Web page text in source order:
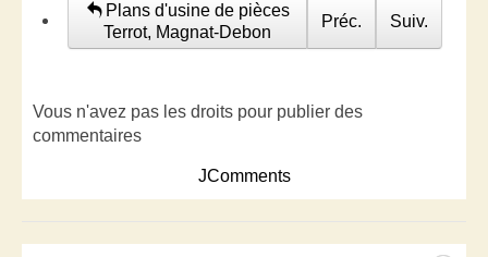
Plans d'usine de pièces
Terrot, Magnat-Debon
Préc. Suiv.
Vous n'avez pas les droits pour publier des
commentaires
JComments